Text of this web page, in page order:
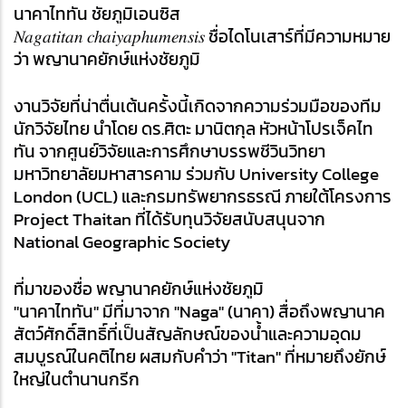
นาคาไททัน ชัยภูมิเอนซิส
𝑁𝑎𝑔𝑎𝑡𝑖𝑡𝑎𝑛 𝑐ℎ𝑎𝑖𝑦𝑎𝑝ℎ𝑢𝑚𝑒𝑛𝑠𝑖𝑠 ชื่อไดโนเสาร์ที่มีความหมาย
ว่า พญานาคยักษ์แห่งชัยภูมิ
งานวิจัยที่น่าตื่นเต้นครั้งนี้เกิดจากความร่วมมือของทีม
นักวิจัยไทย นำโดย ดร.ศิตะ มานิตกุล หัวหน้าโปรเจ็คไท
ทัน จากศูนย์วิจัยและการศึกษาบรรพชีวินวิทยา
มหาวิทยาลัยมหาสารคาม ร่วมกับ University College
London (UCL) และกรมทรัพยากรธรณี ภายใต้โครงการ
Project Thaitan ที่ได้รับทุนวิจัยสนับสนุนจาก
National Geographic Society
ที่มาของชื่อ พญานาคยักษ์แห่งชัยภูมิ
"นาคาไททัน" มีที่มาจาก "Naga" (นาคา) สื่อถึงพญานาค
สัตว์ศักดิ์สิทธิ์ที่เป็นสัญลักษณ์ของน้ำและความอุดม
สมบูรณ์ในคติไทย ผสมกับคำว่า "Titan" ที่หมายถึงยักษ์
ใหญ่ในตำนานกรีก